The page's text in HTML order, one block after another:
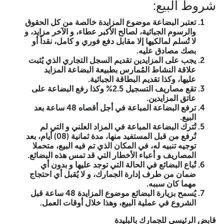
تُترك البضاعة المباعة في المزاد العلني و التي لم تُرفع من
قبل المستفيد منها، مدة ثمانية (08) أيام، بعد توجيه تنبيه له،
في المكان الذي تم فيه البيع، متحملا المصاريف و أعباء
الأخطار التي قد تمس هذه البضائع.
تُباع البضائع في الحالة التي توجد عليها و بدون أي ضمان
من طرف إدارة الجمارك، و لا يُقبل أي احتجاج مهما كان
سببه.
يُسمح بزيارة البضائع موضوع المزايدة 48 ساعة قبل
الشروع في عملية البيع، وهذا خلال أوقات العمل.
قابض الرئيسي للجمارك بالبليدة
شروط البيع:
تعتبر البضاعة موضوع المزايدة خالصة من كل الحقوق
والرسوم الجبائية، لصالح الأكبر عطاء، و الآخر مزايد، و
لا تُسلم لمالكيها إلا مقابل دفع فوري و كامل، نقداً أو
بصك مصادق عليه.
يجب على المزايدين تقديم السجل التجاري الذي يُثبت
علاقة النشاط المُمارس بطبيعة البضاعة المزايد
عليها، وكذا تقديم البطاقة الجبائية.
تقع مصاريف التسجيل 2.5% وكذا رفع البضاعة على
عاتق المزايدين.
ترفع البضاعة المباعة في أجل أقصاه 48 ساعة بعد
البيع.
تُترك البضاعة المباعة في المزاد العلني و التي لم
تُرفع من قبل المستفيد منها، مدة ثمانية (08) أيام، بعد
توجيه تنبيه له، في المكان الذي تم فيه البيع، متحملا
المصاريف و أعباء الأخطار التي قد تمس هذه البضائع.
تُباع البضائع في الحالة التي توجد عليها و بدون أي
ضمان من طرف إدارة الجمارك، و لا يُقبل أي احتجاج
مهما كان سببه.
يُسمح بزيارة البضائع موضوع المزايدة 48 ساعة قبل
الشروع في عملية البيع، وهذا خلال أوقات العمل.
قابض الرئيسي للجمارك بالبليدة